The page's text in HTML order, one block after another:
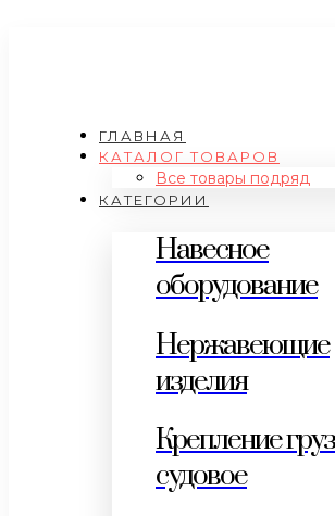
ГЛАВНАЯ
КАТАЛОГ ТОВАРОВ
Все товары подряд
КАТЕГОРИИ
Навесное
оборудование
Нержавеющие
изделия
Крепление
судовое